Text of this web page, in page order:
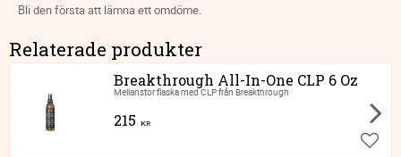
Bli den första att lämna ett omdöme.
Relaterade produkter
Breakthrough All-In-One CLP 6 Oz
Mellanstor flaska med CLP från Breakthrough
215 KR
Lägg